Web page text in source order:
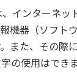
インターネッ
機器（ソフト
また、その際
の使用はでき